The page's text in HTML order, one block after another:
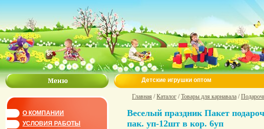
Детские игрушки оптом
О КОМПАНИИ
УСЛОВИЯ РАБОТЫ
Главная /Каталог /Товары для карнавала /
Веселый праздник Пакет
пак. уп-12шт в кор. 6уп